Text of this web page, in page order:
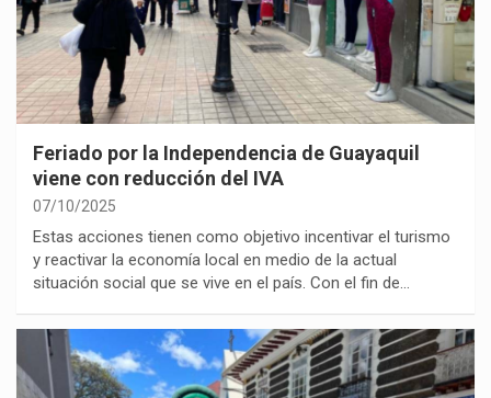
Feriado por la Independencia de Guayaquil
viene con reducción del IVA
07/10/2025
Estas acciones tienen como objetivo incentivar el turismo
y reactivar la economía local en medio de la actual
situación social que se vive en el país. Con el fin de…